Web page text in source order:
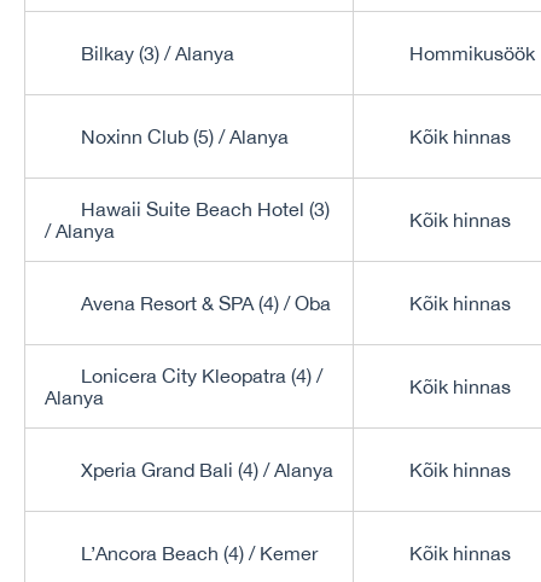
Bilkay (3) / Alanya Hommikusöök
Noxinn Club (5) / Alanya Kõik hinnas
Hawaii Suite Beach Hotel (3)
/ Alanya
Kõik hinnas
Avena Resort & SPA (4) / Oba Kõik hinnas
Lonicera City Kleopatra (4) /
Alanya
Kõik hinnas
Xperia Grand Bali (4) / Alanya Kõik hinnas
L’Ancora Beach (4) / Kemer Kõik hinnas